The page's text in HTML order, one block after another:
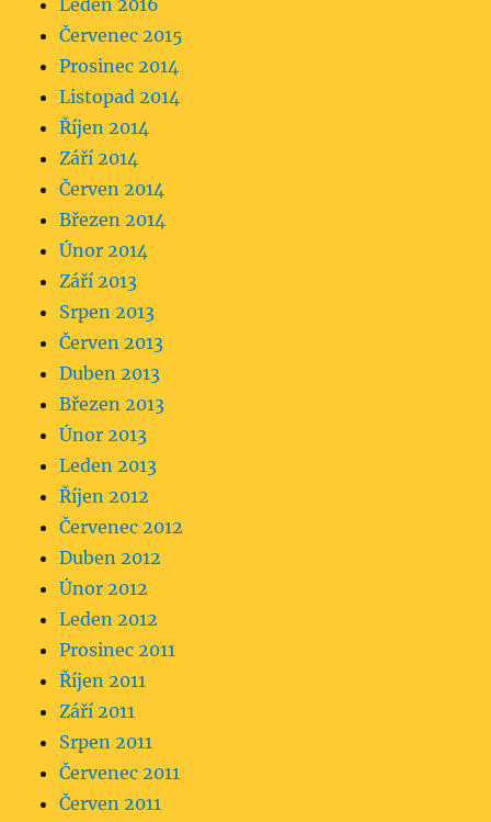
Leden 2016
Červenec 2015
Prosinec 2014
Listopad 2014
Říjen 2014
Září 2014
Červen 2014
Březen 2014
Únor 2014
Září 2013
Srpen 2013
Červen 2013
Duben 2013
Březen 2013
Únor 2013
Leden 2013
Říjen 2012
Červenec 2012
Duben 2012
Únor 2012
Leden 2012
Prosinec 2011
Říjen 2011
Září 2011
Srpen 2011
Červenec 2011
Červen 2011